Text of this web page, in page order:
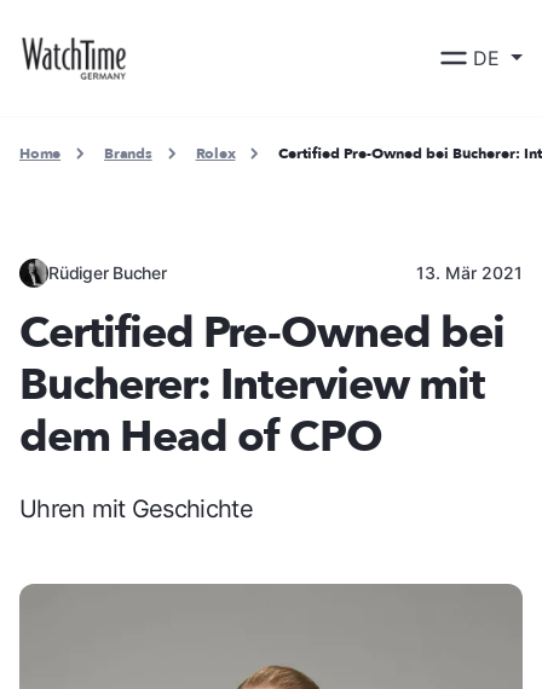
DE
Home Brands Rolex Certified Pre-Owned bei Bucherer:
Rüdiger Bucher 13. Mär 2021
Certified Pre-Owned bei
Bucherer: Interview mit
dem Head of CPO
Uhren mit Geschichte